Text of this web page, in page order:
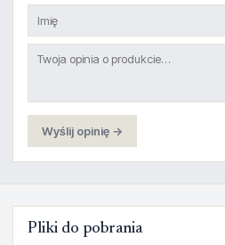
Wyślij opinię →
Pliki do pobrania